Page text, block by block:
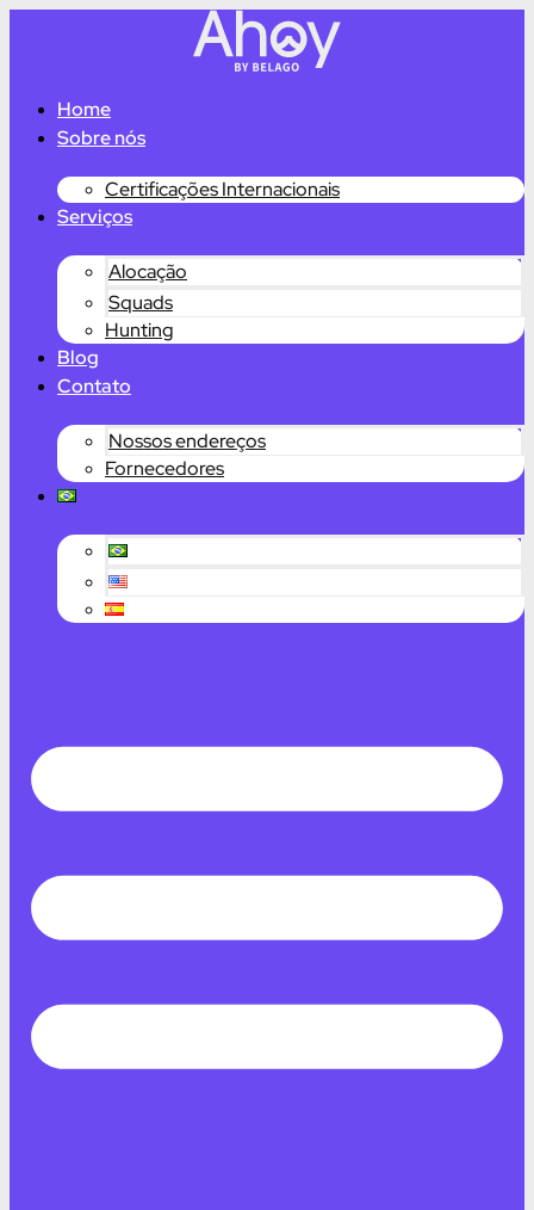
Home
Sobre nós
Certificações Internacionais
Serviços
Alocação
Squads
Hunting
Blog
Contato
Nossos endereços
Fornecedores